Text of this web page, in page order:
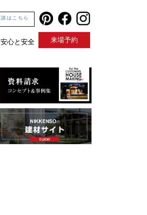
はこちら
安心と安全 来場予約
EVENT
す！お待ち